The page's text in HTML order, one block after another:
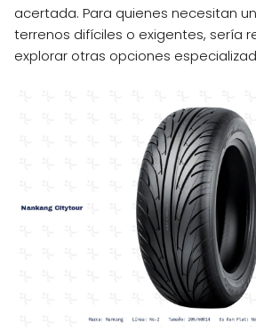
acertada. Para quienes necesitan
terrenos difíciles o exigentes, sería
explorar otras opciones